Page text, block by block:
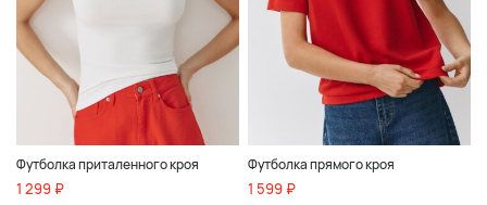
Футболка приталенного кроя
1 299 ₽
Футболка прямого кроя
1 599 ₽